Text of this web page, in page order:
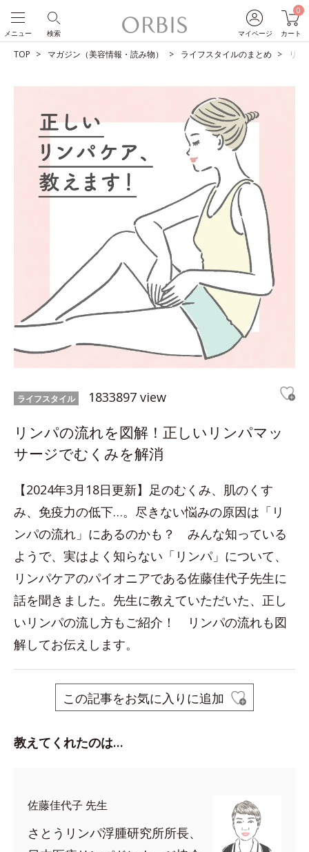
マイページ
0
カート
検索
メニュー
TOP マガジン（美容情報・読み物） ライフスタイルのまとめ リ
ライフスタイル 1833897 view
リンパの流れを図解！正しいリンパマッ
サージでむくみを解消
【2024年3月18日更新】足のむくみ、肌のくす
み、免疫力の低下…。尽きない悩みの原因は「リ
ンパの流れ」にあるのかも？ みんな知っている
ようで、実はよく知らない「リンパ」について、
リンパケアのパイオニアである佐藤佳代子先生に
話を聞きました。先生に教えていただいた、正し
いリンパの流し方もご紹介！ リンパの流れも図
解してお伝えします。
この記事をお気に入りに追加
教えてくれたのは…
佐藤佳代子 先生
さとうリンパ浮腫研究所所長、